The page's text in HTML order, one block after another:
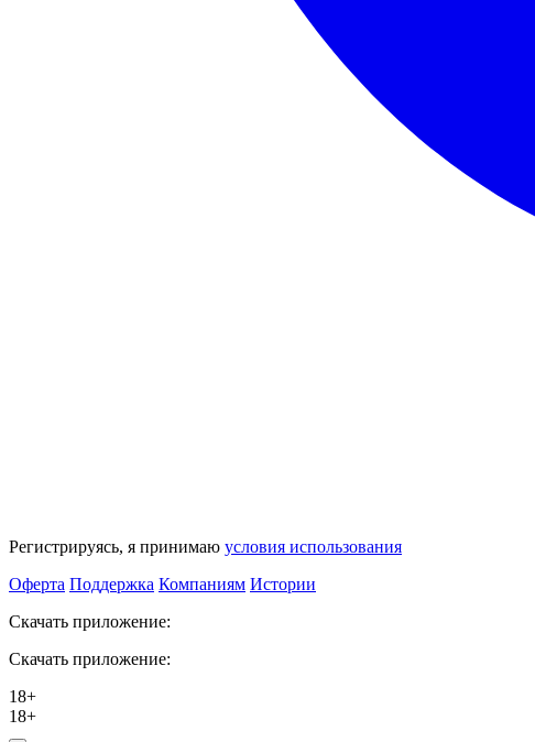
Регистрируясь, я принимаю условия использования
Оферта Поддержка Компаниям Истории
Скачать приложение:
Скачать приложение:
18+
18+